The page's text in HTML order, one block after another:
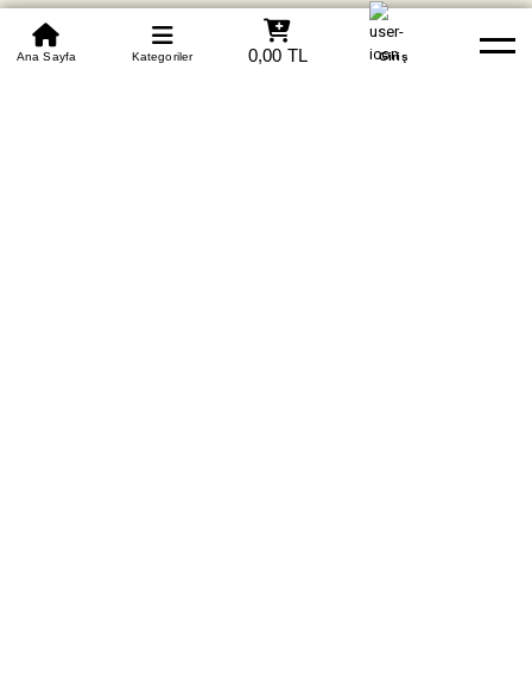
0850 305 09 70
Beden Tablosu Banka Hesapları Whatsapp Yardım
Ana Sayfa Kategoriler 0,00 TL Giriş